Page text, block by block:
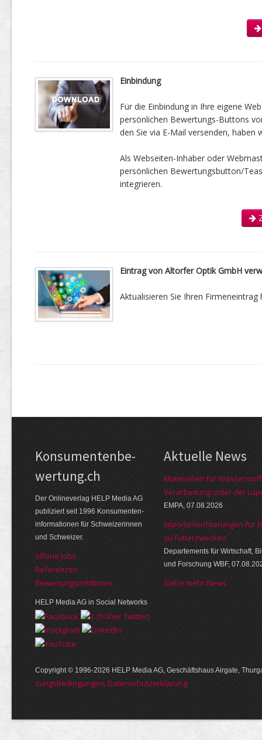
Einbindung
Für die Einbindung in Ihre eigene
persönlichen Bewertungs-Buttons
den Sie via E-Mail versenden, haben
Als Webseiten-Inhaber oder
persönlichen Bewertungsbutton/
integrieren.
Eintrag von Altorfer Optik GmbH
Aktualisieren Sie Ihren Firmeneintrag
Kon­su­menten­be­
wer­tung.ch
Der Online­verlag HELP Media AG
publi­ziert seit 1996 Kon­su­menten­
infor­mationen für Schwei­zerinnen
und Schweizer.
offene Jobs
Referenzen
Bewer­tungs­richt­linien
HELP Media AG in Social Networks
Aktuelle News
Materialien für
Verarbeitung unter der
EMPA, 07.08.2026
Importerleichterungen für
zu Futterzwecken
Departements für Wirtschaft,
und Forschung WBF,
Siehe mehr News
Copyright © 1996-2026 HELP Media AG, Geschäftshaus Airgate,
zungs­bedin­gungen, Daten­schutz­er­klärung